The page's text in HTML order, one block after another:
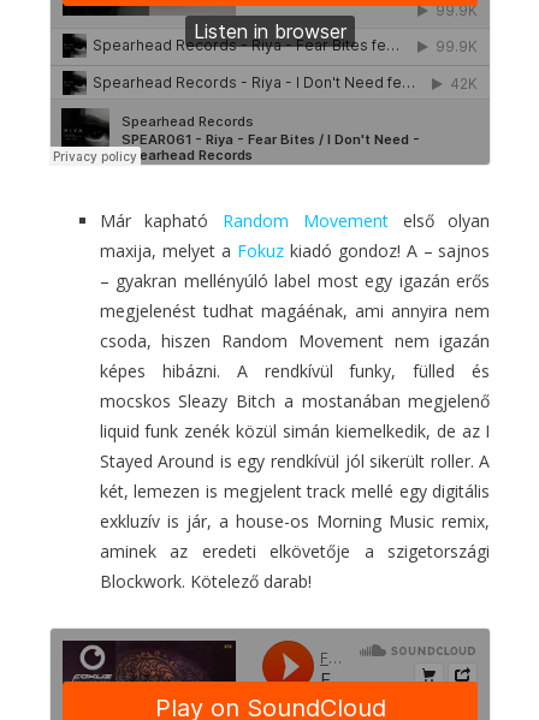
Már kapható Random Movementelső olyan
maxija, melyet a Fokuzkiadó gondoz! A – sajnos
– gyakran mellényúló label most egy igazán erős
megjelenést tudhat magáénak, ami annyira nem
csoda, hiszen Random Movement nem igazán
képes hibázni. A rendkívül funky, fülled és
mocskos Sleazy Bitch a mostanában megjelenő
liquid funk zenék közül simán kiemelkedik, de az I
Stayed Around is egy rendkívül jól sikerült roller. A
két, lemezen is megjelent track mellé egy digitális
exkluzív is jár, a house-os Morning Music remix,
aminek az eredeti elkövetője a szigetországi
Blockwork. Kötelező darab!